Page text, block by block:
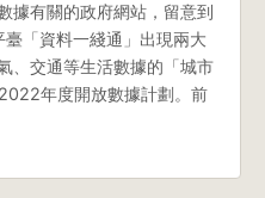
據有關的政府網站，留意到
「資料一綫通」出現兩大
、交通等生活數據的「城市
年度開放數據計劃。前